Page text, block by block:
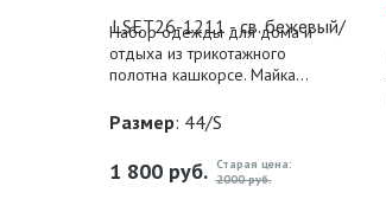
Набор одежды для дома и
отдыха из трикотажного
полотна кашкорсе. Майка...
Размер: 44/S
1 800руб. Старая цена:
2000 руб.